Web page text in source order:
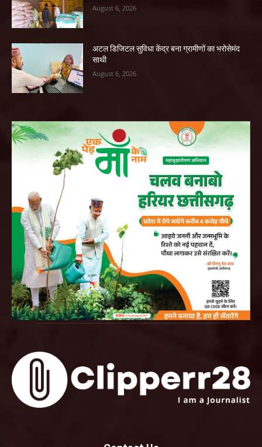
August 6, 2026
अटल डिजिटल सुविधा केंद्र बना ग्रामीणों का भरोसेमंद
साथी
August 6, 2026